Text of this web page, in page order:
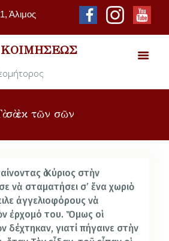
Άλιμος
σὰ ἐκ τῶν σῶν
ὁ Κύριος στὴν
νὰ σταματήσει σ’ ἕνα χωριὸ
ἀγγελιοφόρους νὰ
ἐρχομό του. Ὅμως οἱ
δέχτηκαν, γιατί πήγαινε στὴν